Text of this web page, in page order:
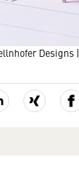
Designs